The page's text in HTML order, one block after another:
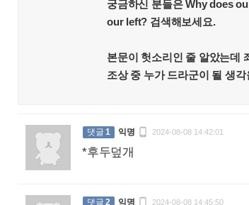
궁금하신 분들은 Why does
our left? 검색해보세요.
본문이 헛소리인 줄 알았는데
조상 중 누가 드라군이 될 생각
댓글1 익명  2024-08-08 14:42:01
*후두덮개
댓글2 익명  2024-08-08 14:45:50